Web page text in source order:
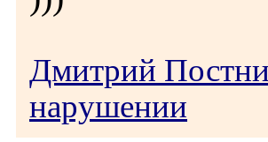
Дмитрий
нарушении